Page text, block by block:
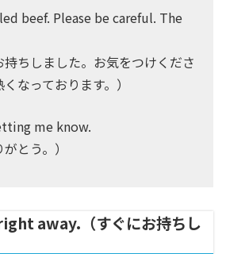
beef. Please be careful. The
持ちしました。お気をつけくださ
なっております。）
me know.
とう。）
away.（すぐにお持ちし